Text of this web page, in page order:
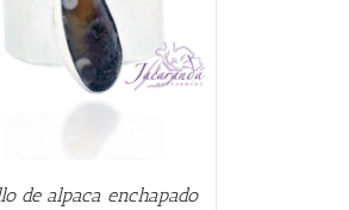
de alpaca enchapado